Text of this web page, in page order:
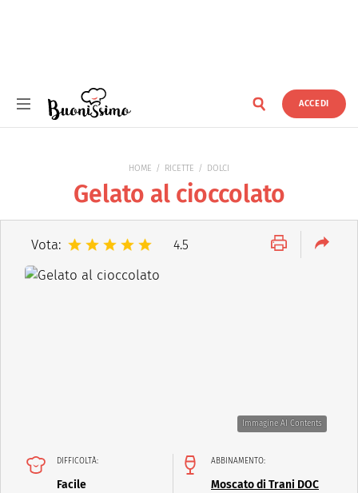
ACCEDI
HOME RICETTE DOLCI
Gelato al cioccolato
Vota: 4.5
Immagine AI Contents
DIFFICOLTÀ:
Facile
ABBINAMENTO:
Moscato di Trani DOC